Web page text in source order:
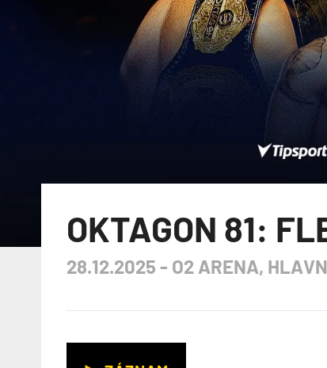
OKTAGON 81:
28.12.2025 - O2 ARENA,